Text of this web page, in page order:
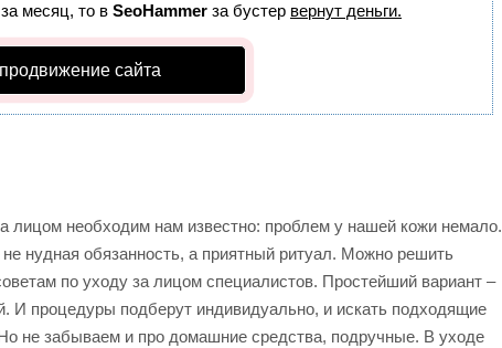
месяц, то в SeoHammer за бустер вернут деньги.
сайта
лицом необходим нам известно: проблем у нашей кожи немало.
нудная обязанность, а приятный ритуал. Можно решить
по уходу за лицом специалистов. Простейший вариант –
И процедуры подберут индивидуально, и искать подходящие
не забываем и про домашние средства, подручные. В уходе